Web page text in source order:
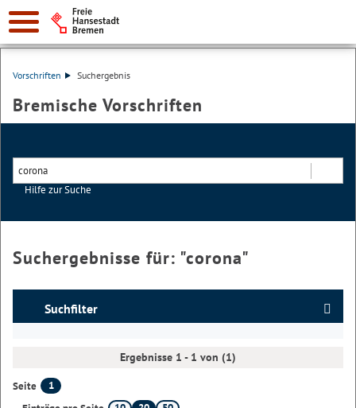
Vorschriften Suchergebnis
Bremische Vorschriften
Hilfe zur Suche
Suchergebnisse für: "corona"
Suchfilter
Ergebnisse 1 - 1 von (1)
Seite
1